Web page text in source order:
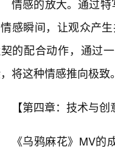
情感的放大。通过
感瞬间，让观众产
的配合动作，通过
将这种情感推向极致。
【第四章：技术与
《乌鸦麻花》MV